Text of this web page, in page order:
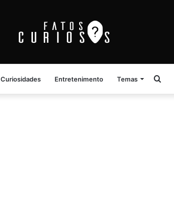
Curiosidades Entretenimento Temas